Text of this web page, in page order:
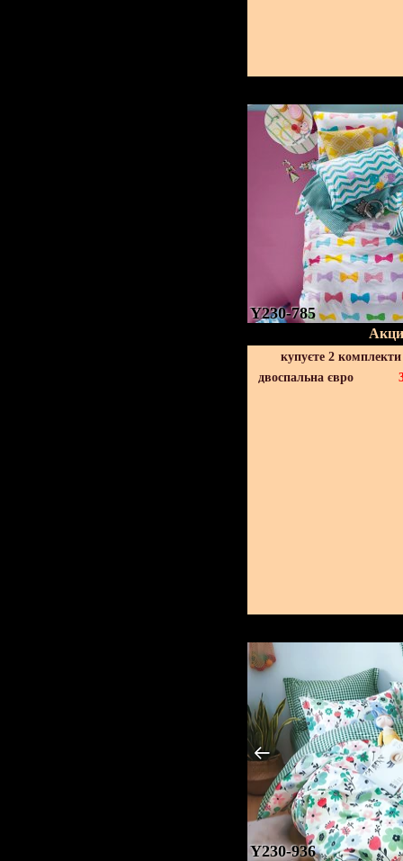
Y230-785
купуєте 2
двоспальна євро
Y230-936